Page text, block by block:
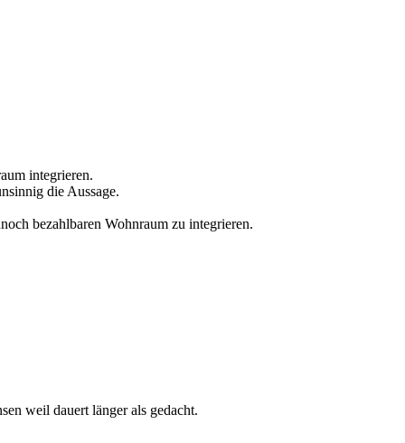
integrieren.
die Aussage.
bezahlbaren Wohnraum zu integrieren.
weil dauert länger als gedacht.